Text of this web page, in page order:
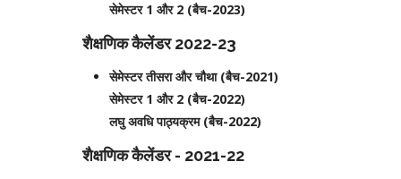
सेमेस्टर 1 और 2 (बैच-2023)
शैक्षणिक कैलेंडर 2022-23
सेमेस्टर तीसरा और चौथा (बैच-2021)
सेमेस्टर 1 और 2 (बैच-2022)
लघु अवधि पाठ्यक्रम (बैच-2022)
शैक्षणिक कैलेंडर - 2021-22